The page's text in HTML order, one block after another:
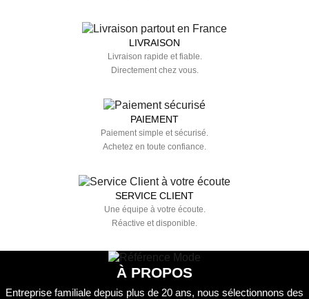
LIVRAISON
Livraison rapide et fiable.
Directement chez vous.
PAIEMENT
Paiement simple et sécurisé.
Achetez en toute confiance.
SERVICE CLIENT
Une équipe à votre écoute.
Réactive et disponible.
À PROPOS
Entreprise familiale depuis plus de 20 ans, nous sélectionnons des